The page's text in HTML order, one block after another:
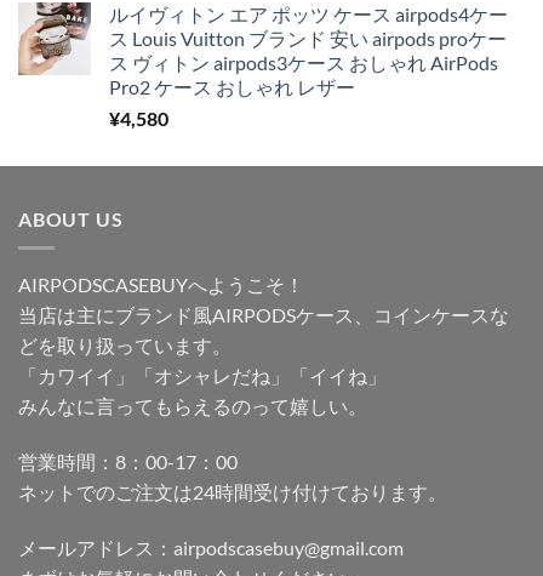
ルイヴィトン エア ポッツ ケース airpods4ケー
ス Louis Vuitton ブランド 安い airpods proケー
ス ヴィトン airpods3ケース おしゃれ AirPods
Pro2 ケース おしゃれ レザー
¥4,580
ABOUT US
AIRPODSCASEBUYへようこそ！
当店は主にブランド風AIRPODSケース、コインケースな
どを取り扱っています。
「カワイイ」「オシャレだね」「イイね」
みんなに言ってもらえるのって嬉しい。
営業時間：8：00-17：00
ネットでのご注文は24時間受け付けております。
メールアドレス： airpodscasebuy@gmail.com